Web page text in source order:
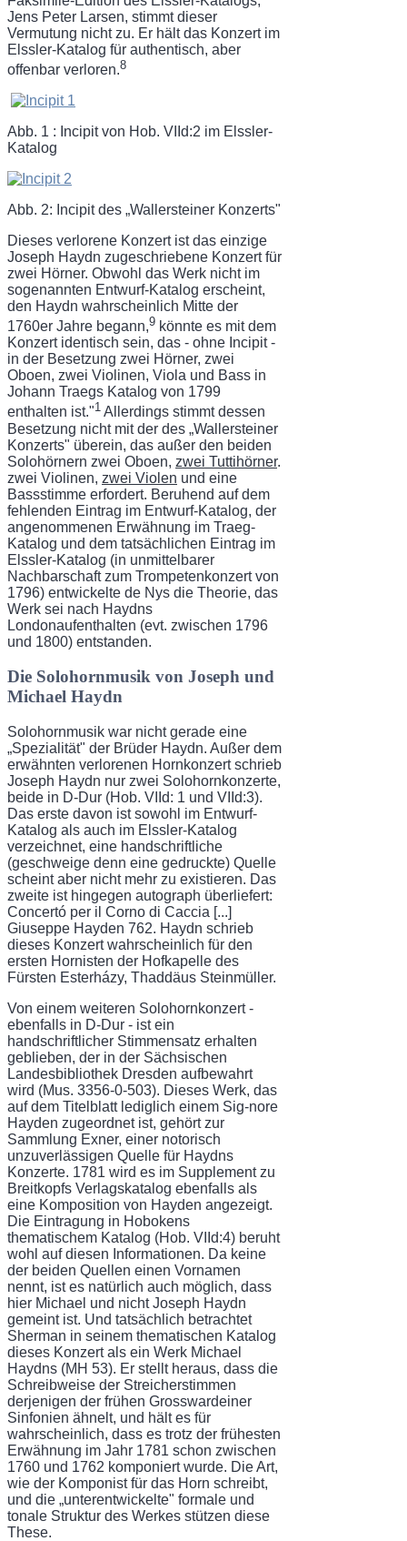
Jens Peter Larsen, stimmt dieser
Vermutung nicht zu. Er hält das Konzert im
Elssler-Katalog für authentisch, aber
offenbar verloren.8
Abb. 1 : Incipit von Hob. VIId:2 im Elssler-
Katalog
Abb. 2: Incipit des „Wallersteiner Konzerts"
Dieses verlorene Konzert ist das einzige
Joseph Haydn zugeschriebene Konzert für
zwei Hörner. Obwohl das Werk nicht im
sogenannten Entwurf-Katalog erscheint,
den Haydn wahrscheinlich Mitte der
1760er Jahre begann,9 könnte es mit dem
Konzert identisch sein, das - ohne Incipit -
in der Besetzung zwei Hörner, zwei
Oboen, zwei Violinen, Viola und Bass in
Johann Traegs Katalog von 1799
enthalten ist."1 Allerdings stimmt dessen
Beset­zung nicht mit der des „Wallersteiner
Konzerts" überein, das außer den beiden
Solohörnern zwei Oboen, zwei Tuttihörner.
zwei Violinen, zwei Violen und eine
Bassstimme erfordert. Beruhend auf dem
fehlenden Eintrag im Entwurf-Katalog, der
angenommenen Erwäh­nung im Traeg-
Katalog und dem tatsächlichen Eintrag im
Elssler-Katalog (in unmittelba­rer
Nachbarschaft zum Trompetenkonzert von
1796) entwickelte de Nys die Theorie, das
Werk sei nach Haydns
Londonaufenthalten (evt. zwischen 1796
und 1800) entstanden.
Die Solohornmusik von Joseph und
Michael Haydn
Solohornmusik war nicht gerade eine
„Spezialität" der Brüder Haydn. Außer dem
er­wähnten verlorenen Hornkonzert schrieb
Joseph Haydn nur zwei Solohornkonzerte,
bei­de in D-Dur (Hob. VIId: 1 und VIId:3).
Das erste davon ist sowohl im Entwurf-
Katalog als auch im Elssler-Katalog
verzeichnet, eine handschriftliche
(geschweige denn eine ge­druckte) Quelle
scheint aber nicht mehr zu existieren. Das
zweite ist hingegen autograph überliefert:
Concertó per il Corno di Caccia [...]
Giuseppe Hayden 762. Haydn schrieb
dieses Konzert wahrscheinlich für den
ersten Hornisten der Hofkapelle des
Fürsten Esterházy, Thaddäus Steinmüller.
Von einem weiteren Solohornkonzert -
ebenfalls in D-Dur - ist ein
handschriftlicher Stimmensatz erhalten
geblieben, der in der Sächsischen
Landesbibliothek Dresden aufbe­wahrt
wird (Mus. 3356-0-503). Dieses Werk, das
auf dem Titelblatt lediglich einem Sig-nore
Hayden zugeordnet ist, gehört zur
Sammlung Exner, einer notorisch
unzuverlässigen Quelle für Haydns
Konzerte. 1781 wird es im Supplement zu
Breitkopfs Verlagskatalog ebenfalls als
eine Komposition von Hayden angezeigt.
Die Eintragung in Hobokens
thematischem Katalog (Hob. VIId:4) beruht
wohl auf diesen Informationen. Da keine
der beiden Quellen einen Vornamen
nennt, ist es natürlich auch möglich, dass
hier Michael und nicht Joseph Haydn
gemeint ist. Und tatsächlich betrachtet
Sherman in seinem thema­tischen Katalog
dieses Konzert als ein Werk Michael
Haydns (MH 53). Er stellt heraus, dass die
Schreibweise der Streicherstimmen
derjenigen der frühen Grosswardeiner
Sinfo­nien ähnelt, und hält es für
wahrscheinlich, dass es trotz der frühesten
Erwähnung im Jahr 1781 schon zwischen
1760 und 1762 komponiert wurde. Die Art,
wie der Komponist für das Horn schreibt,
und die „unterentwickelte" formale und
tonale Struktur des Werkes stützen diese
These.